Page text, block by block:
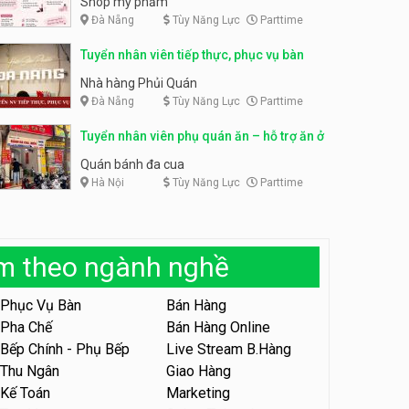
trực page, thu ngân parttime
GRAVI ESCAPE ROOM
Tuyển nhân viên bán hàng,
KIBO KIDS
Tuyển nhân viên edit ảnh,
Công ty
Tuyển nhân viên tiếp thực,
Tuyển nhân viên phục vụ ca
tối – quán kem dừa
Quán kem dừa
Tuyển nhân viên phụ bếp –
Bún Đậu Mắm Tôm – Bếp
Bún Đậu Mắm Tôm - Bếp Tiên
Đà Nẵng Tùy Năng Lực Parttime
Tuyển nhân viên tiếp thực, phục vụ bàn
Nhà hàng Phủi Quán
Đà Nẵng Tùy Năng Lực Parttime
Tuyển nhân viên phụ quán ăn – hỗ trợ ăn ở
Quán bánh đa cua
Hà Nội Tùy Năng Lực Parttime
theo ngành nghề
Phục Vụ Bàn
Bán Hàng
Pha Chế
Bán Hàng Online
Bếp Chính - Phụ Bếp
Live Stream B.Hàng
Thu Ngân
Giao Hàng
Kế Toán
Marketing